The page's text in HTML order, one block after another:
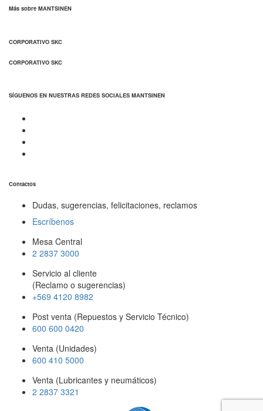
Más sobre MANTSINEN
CORPORATIVO SKC
CORPORATIVO SKC
SÍGUENOS EN NUESTRAS REDES SOCIALES MANTSINEN
Contactos
Dudas, sugerencias, felicitaciones, reclamos
Escríbenos
Mesa Central
2 2837 3000
Servicio al cliente
(Reclamo o sugerencias)
+569 4120 8982
Post venta (Repuestos y Servicio Técnico)
600 600 0420
Venta (Unidades)
600 410 5000
Venta (Lubricantes y neumáticos)
2 2837 3321